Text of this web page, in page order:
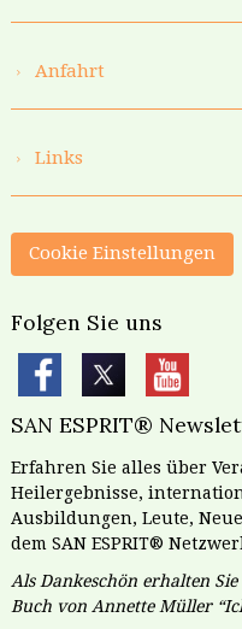
Anfahrt
Links
Cookie Einstellungen
Folgen Sie uns
SAN ESPRIT®
Erfahren Sie alles über
Heilergebnisse,
Ausbildungen, Leute,
dem SAN ESPRIT®
Als Dankeschön erhalten
Buch von Annette Müller